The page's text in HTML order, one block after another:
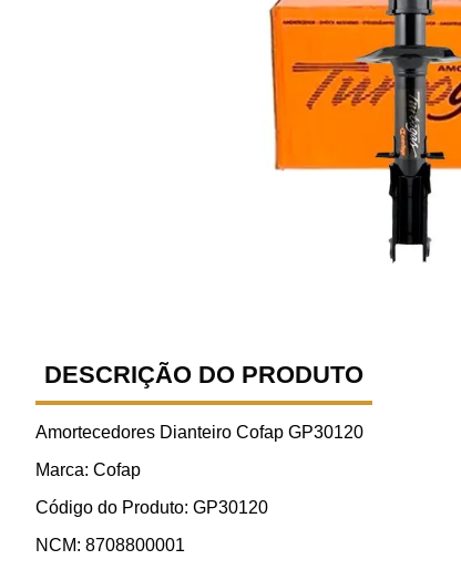
DESCRIÇÃO DO PRODUTO
Amortecedores Dianteiro Cofap GP30120
Marca: Cofap
Código do Produto: GP30120
NCM: 8708800001